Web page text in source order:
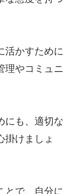
活かすために
理やコミュニ
にも、適切な
掛けましょ
とで、自分に